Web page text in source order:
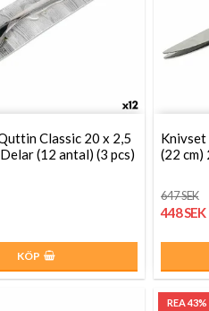
Classic 20 x 2,5
(12 antal) (3 pcs)
KÖP
(22 cm)
647 SEK
448 SEK
REA 43%